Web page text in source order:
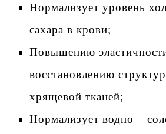
Нормализует уровень
сахара в крови;
Повышению
восстановлению
хрящевой тканей;
Нормализует водно –